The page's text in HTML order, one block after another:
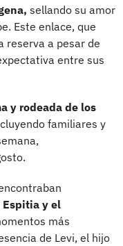
sellando su amor
Este enlace, que
reserva a pesar de
entre sus
y rodeada de los
familiares y
Espitia y el
más
de Levi, el hijo